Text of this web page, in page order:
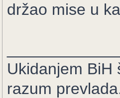
držao mise u
Ukidanjem BiH
razum